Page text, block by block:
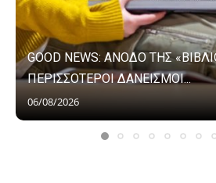
GOOD NEWS: ΑΝΟΔΟ ΤΗΣ
ΠΕΡΙΣΣΟΤΕΡΟΙ ΔΑΝΕΙΣΜΟΙ...
06/08/2026